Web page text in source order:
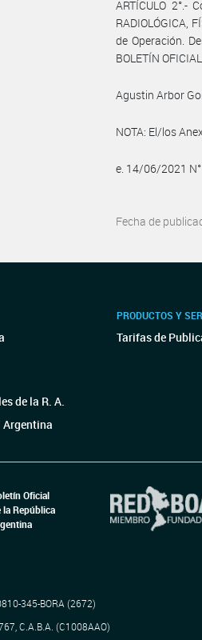
ARTÍCULO 2°.-
RADIOLÓGICA,
de Operación.
BOLETÍN
Agustin Arbor
NOTA: El/los
e. 14/06/2021
Fecha de
de la R. A.
Argentina
PRODUCTOS Y
Tarifas de
Oficial
la República
345-BORA (2672)
C.A.B.A. (C1008AAO)